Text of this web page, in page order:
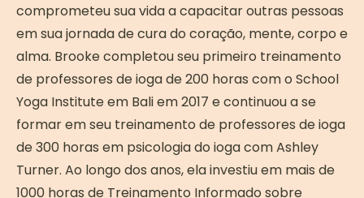
comprometeu sua vida a capacitar outras pessoas
em sua jornada de cura do coração, mente, corpo e
alma. Brooke completou seu primeiro treinamento
de professores de ioga de 200 horas com o School
Yoga Institute em Bali em 2017 e continuou a se
formar em seu treinamento de professores de ioga
de 300 horas em psicologia do ioga com Ashley
Turner. Ao longo dos anos, ela investiu em mais de
1000 horas de Treinamento Informado sobre